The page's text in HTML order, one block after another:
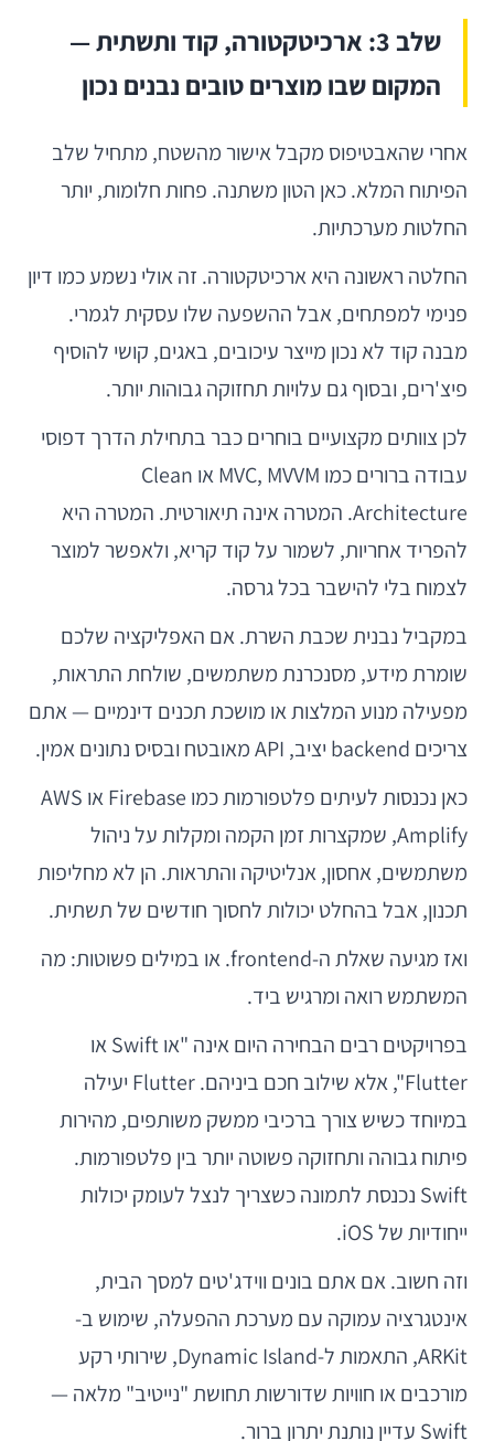
שלב 3: ארכיטקטורה, קוד ותשתית —
המקום שבו מוצרים טובים נבנים נכון
אחרי שהאבטיפוס מקבל אישור מהשטח, מתחיל שלב
הפיתוח המלא. כאן הטון משתנה. פחות חלומות, יותר
החלטות מערכתיות.
החלטה ראשונה היא ארכיטקטורה. זה אולי נשמע כמו דיון
פנימי למפתחים, אבל ההשפעה שלו עסקית לגמרי.
מבנה קוד לא נכון מייצר עיכובים, באגים, קושי להוסיף
פיצ'רים, ובסוף גם עלויות תחזוקה גבוהות יותר.
לכן צוותים מקצועיים בוחרים כבר בתחילת הדרך דפוסי
עבודה ברורים כמו MVC, MVVM או Clean
Architecture. המטרה אינה תיאורטית. המטרה היא
להפריד אחריות, לשמור על קוד קריא, ולאפשר למוצר
לצמוח בלי להישבר בכל גרסה.
במקביל נבנית שכבת השרת. אם האפליקציה שלכם
שומרת מידע, מסנכרנת משתמשים, שולחת התראות,
מפעילה מנוע המלצות או מושכת תכנים דינמיים — אתם
צריכים backend יציב, API מאובטח ובסיס נתונים אמין.
כאן נכנסות לעיתים פלטפורמות כמו Firebase או AWS
Amplify, שמקצרות זמן הקמה ומקלות על ניהול
משתמשים, אחסון, אנליטיקה והתראות. הן לא מחליפות
תכנון, אבל בהחלט יכולות לחסוך חודשים של תשתית.
ואז מגיעה שאלת ה-frontend. או במילים פשוטות: מה
המשתמש רואה ומרגיש ביד.
בפרויקטים רבים הבחירה היום אינה "או Swift או
Flutter", אלא שילוב חכם ביניהם. Flutter יעילה
במיוחד כשיש צורך ברכיבי ממשק משותפים, מהירות
פיתוח גבוהה ותחזוקה פשוטה יותר בין פלטפורמות.
Swift נכנסת לתמונה כשצריך לנצל לעומק יכולות
ייחודיות של iOS.
וזה חשוב. אם אתם בונים ווידג'טים למסך הבית,
אינטגרציה עמוקה עם מערכת ההפעלה, שימוש ב-
ARKit, התאמות ל-Dynamic Island, שירותי רקע
מורכבים או חוויות שדורשות תחושת "נייטיב" מלאה —
Swift עדיין נותנת יתרון ברור.